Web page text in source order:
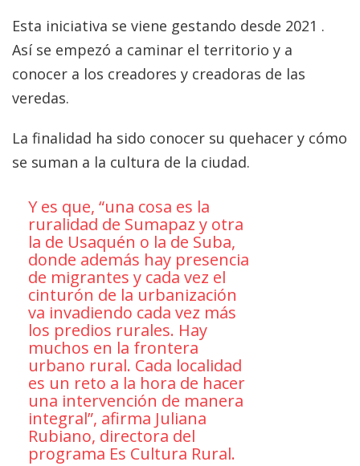
Esta iniciativa se viene gestando desde 2021 .
Así se empezó a caminar el territorio y a
conocer a los creadores y creadoras de las
veredas.
La finalidad ha sido conocer su quehacer y cómo
se suman a la cultura de la ciudad.
Y es que, “una cosa es la
ruralidad de Sumapaz y otra
la de Usaquén o la de Suba,
donde además hay presencia
de migrantes y cada vez el
cinturón de la urbanización
va invadiendo cada vez más
los predios rurales. Hay
muchos en la frontera
urbano rural. Cada localidad
es un reto a la hora de hacer
una intervención de manera
integral”, afirma Juliana
Rubiano, directora del
programa Es Cultura Rural.